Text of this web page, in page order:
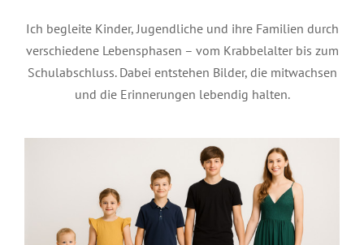
Ich begleite Kinder, Jugendliche und ihre Familien durch
verschiedene Lebensphasen – vom Krabbelalter bis zum
Schulabschluss. Dabei entstehen Bilder, die mitwachsen
und die Erinnerungen lebendig halten.